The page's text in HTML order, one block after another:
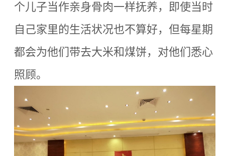
个儿子当作亲身骨肉一样抚养，即使当时
自己家里的生活状况也不算好，但每星期
都会为他们带去大米和煤饼，对他们悉心
照顾。